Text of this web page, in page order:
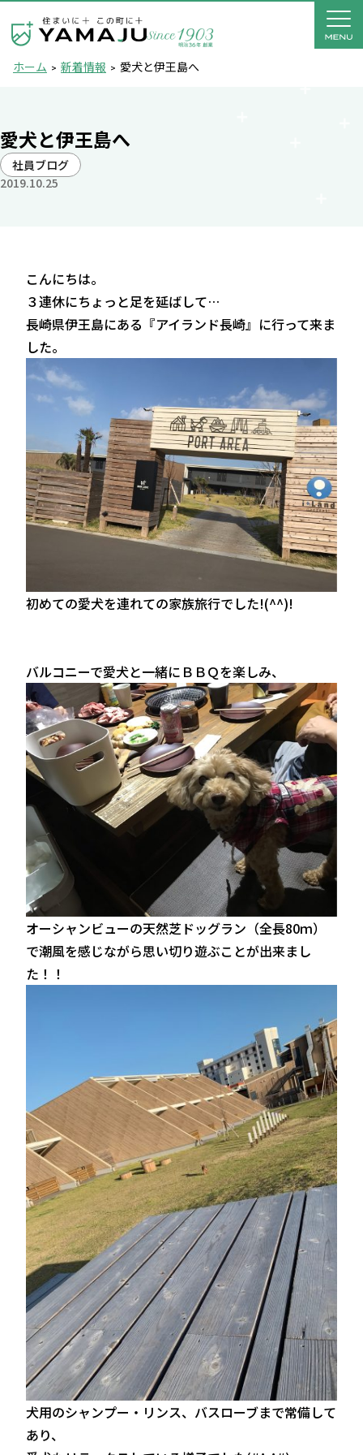
ホーム 新着情報 愛犬と伊王島へ
愛犬と伊王島へ
社員ブログ
2019.10.25
こんにちは。
３連休にちょっと足を延ばして…
長崎県伊王島にある『アイランド長崎』に行って来ま
した。
初めての愛犬を連れての家族旅行でした!(^^)!
バルコニーで愛犬と一緒にＢＢＱを楽しみ、
オーシャンビューの天然芝ドッグラン（全長80ｍ）
で潮風を感じながら思い切り遊ぶことが出来まし
た！！
犬用のシャンプー・リンス、バスローブまで常備して
あり、